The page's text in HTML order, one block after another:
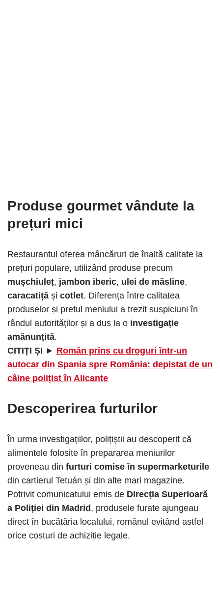
Produse gourmet vândute la
prețuri mici
Restaurantul oferea mâncăruri de înaltă calitate la
prețuri populare, utilizând produse precum
mușchiuleț, jambon iberic, ulei de măsline,
caracatiță și cotlet. Diferența între calitatea
produselor și prețul meniului a trezit suspiciuni în
rândul autorităților și a dus la o investigație
amănunțită.
CITIȚI ȘI ► Român prins cu droguri într-un
autocar din Spania spre România: depistat de un
câine polițist în Alicante
Descoperirea furturilor
În urma investigațiilor, polițiștii au descoperit că
alimentele folosite în prepararea meniurilor
proveneau din furturi comise în supermarketurile
din cartierul Tetuán și din alte mari magazine.
Potrivit comunicatului emis de Direcția Superioară
a Poliției din Madrid, produsele furate ajungeau
direct în bucătăria localului, românul evitând astfel
orice costuri de achiziție legale.